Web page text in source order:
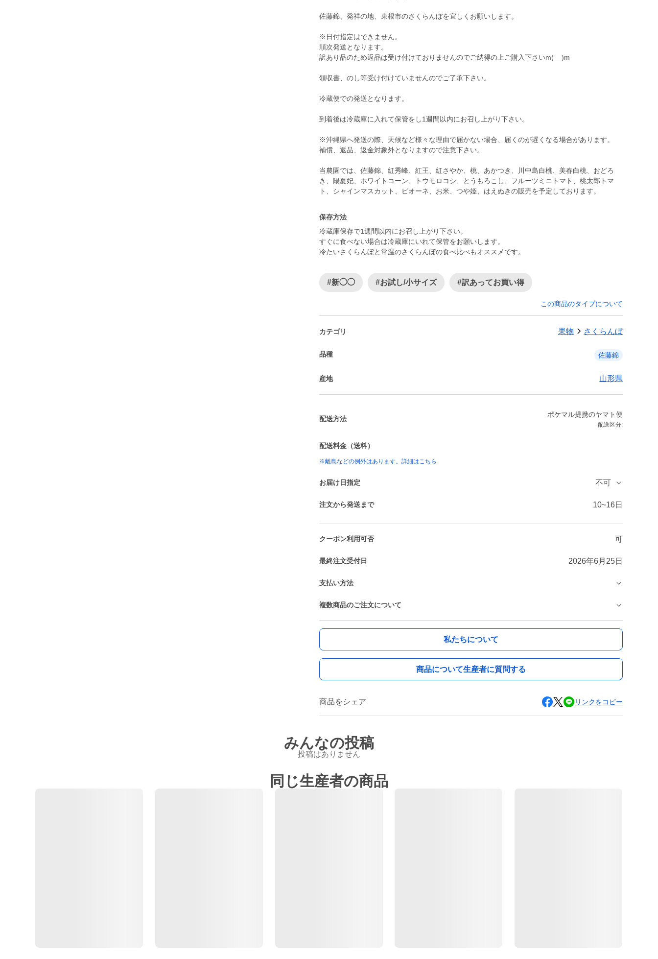
佐藤錦、発祥の地、東根市のさくらんぼを宜しくお願いします。
※日付指定はできません。
順次発送となります。
訳あり品のため返品は受け付けておりませんのでご納得の上ご購入下さいm(__)m
領収書、のし等受け付けていませんのでご了承下さい。
冷蔵便での発送となります。
到着後は冷蔵庫に入れて保管をし1週間以内にお召し上がり下さい。
※沖縄県へ発送の際、天候など様々な理由で届かない場合、届くのが遅くなる場合があります。
補償、返品、返金対象外となりますので注意下さい。
当農園では、佐藤錦、紅秀峰、紅王、紅さやか、桃、あかつき、川中島白桃、美春白桃、おどろ
き、陽夏妃、ホワイトコーン、トウモロコシ、とうもろこし、フルーツミニトマト、桃太郎トマ
保存方法
冷蔵庫保存で1週間以内にお召し上がり下さい。
すぐに食べない場合は冷蔵庫にいれて保管をお願いします。
冷たいさくらんぼと常温のさくらんぼの食べ比べもオススメです。
#新◯◯ #お試し/小サイズ #訳あってお買い得
この商品のタイプについて
カテゴリ 果物 さくらんぼ
品種 佐藤錦
産地 山形県
配送方法
ポケマル提携のヤマト便
配送区分:
配送料金（送料）
※離島などの例外はあります。詳細はこちら
お届け日指定 不可
注文から発送まで 10~16日
クーポン利用可否 可
最終注文受付日 2026年6月25日
支払い方法
複数商品のご注文について
私たちについて
商品について生産者に質問する
商品をシェア リンクをコピー
みんなの投稿
投稿はありません
同じ生産者の商品